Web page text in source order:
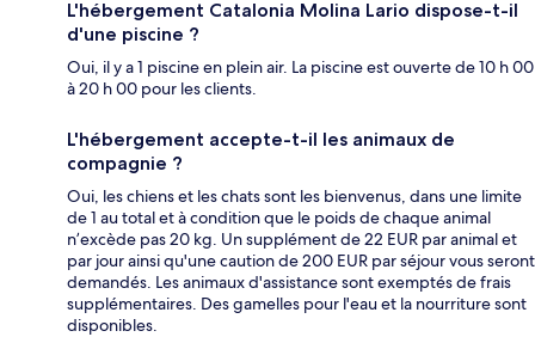
L'hébergement Catalonia Molina Lario dispose-t-il
d'une piscine ?
Oui, il y a 1 piscine en plein air. La piscine est ouverte de 10 h 00
à 20 h 00 pour les clients.
L'hébergement accepte-t-il les animaux de
compagnie ?
Oui, les chiens et les chats sont les bienvenus, dans une limite
de 1 au total et à condition que le poids de chaque animal
n’excède pas 20 kg. Un supplément de 22 EUR par animal et
par jour ainsi qu'une caution de 200 EUR par séjour vous seront
demandés. Les animaux d'assistance sont exemptés de frais
supplémentaires. Des gamelles pour l'eau et la nourriture sont
disponibles.